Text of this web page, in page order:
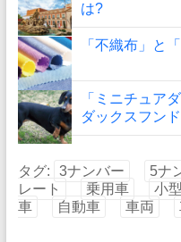
は?
「不織布」と
「ミニチュア
ダックスフン
タグ: 3ナンバー 5ナ
レート
乗用車 小
車
自動車 車両